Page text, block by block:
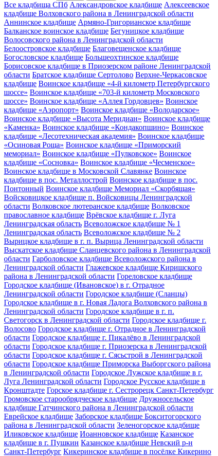
Все кладбища СПб Александровское кладбище Алексеевское
кладбище Волховского района в Ленинградской области
Аннинское кладбище Армяно-Григорианское кладбище
Балканское воинское кладбище Бегуницкое кладбище
Волосовского района в Ленинградской области
Белоостровское кладбище Благовещенское кладбище
Богословское кладбище Большеохтинское кладбище
Борисовское кладбище в Приозерском районе Ленинградской
области Братское кладбище Сертолово Верхне-Черкасовское
кладбище Воинское кладбище «4-й километр Петербургского
шоссе» Воинское кладбище «703-й километр Московского
шоссе» Воинское кладбище «Аллея Гордовцев» Воинское
кладбище «Аэропорт» Воинское кладбище «Володарское»
Воинское кладбище «Высота Меридиан» Воинское кладбище
«Каменка» Воинское кладбище «Кондакопшино» Воинское
кладбище «Лесотехническая академия» Воинское кладбище
«Осиновая Роща» Воинское кладбище «Приморский
мемориал» Воинское кладбище «Пулковское» Воинское
кладбище «Сосновка» Воинское кладбище «Чесменское»
Воинское кладбище в Московской Славянке Воинское
кладбище в пос. Металлострой Воинское кладбище в пос.
Понтонный Воинское кладбище Мемориал «Скорбящая»
Войсковицкое кладбище п. Войсковицы Ленинградской
области Волковское лютеранское кладбище Волковское
православное кладбище Врёвское кладбище г. Луга
Ленинградская область Всеволожское кладбище № 1
Ленинградская область Всеволожское кладбище № 2
Вырицкое кладбище в г. п. Вырица Ленинградской области
Выскатское кладбище Сланцевского района в Ленинградской
области Гарболовское кладбище Всеволожского района в
Ленинградской области Глажевское кладбище Киришского
района в Ленинградской области Гореловское кладбище
Городское кладбище (Ивановское) в г. Отрадное
Ленинградской области Городское кладбище (Сланцы)
Городское кладбище в г. Новая Ладога Волховского района в
Ленинградской области Городское кладбище в г. п.
Светогорск в Ленинградской области Городское кладбище г.
Волосово Городское кладбище г. Отрадное в Ленинградской
области Городское кладбище г. Пикалёво в Ленинградской
области Городское кладбище г. Приозерска в Ленинградской
области Городское кладбище г. Сясьстрой в Ленинградской
области Городское кладбище Приморска Выборгского района
в Ленинградской области Городское Лужское кладбище в г.
Луга Ленинградской области Городское Русское кладбище в
Кронштадте Горское кладбище г. Сестрорецк Санкт-Петербург
Громовское старообрядческое кладбище Дружносельское
кладбище Гатчинского района в Ленинградской области
Еврейское кладбище Заборское кладбище Бокситогорского
района в Ленинградской области Зеленогорское кладбище
Иликовское кладбище Иоанновское кладбище Казанское
кладбище в г. Пушкин Казанское кладбище Невский р-н
Санкт-Петербург Кикеринское кладбище в посёлке Кикерино